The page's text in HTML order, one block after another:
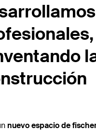
nuevo espacio de